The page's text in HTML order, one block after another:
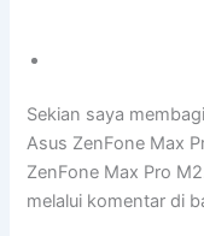
Sekian saya
Asus ZenFone Max
ZenFone Max Pro
melalui komentar di